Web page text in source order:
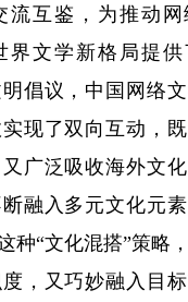
流互鉴，为推动网
界文学新格局提供
倡议，中国网络
现了双向互动，
广泛吸收海外文
断融入多元文化元
种“文化混搭”策略
，又巧妙融入目